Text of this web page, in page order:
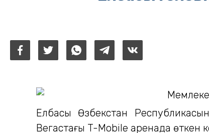
Елбасы Өзбекстан
Вегастағы T-Mobile аренада өткен